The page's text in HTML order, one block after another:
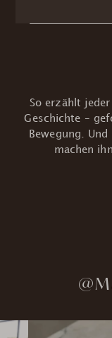
So erzählt
Geschichte –
Bewegung.
machen